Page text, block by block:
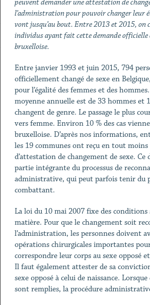
peuvent demander une attestation de
l’administration pour pouvoir changer leur
vont jusqu’au bout. Entre 2013 et 2015, on
individus ayant fait cette demande officielle
bruxelloise.
Entre janvier 1993 et juin 2015, 794
officiellement changé de sexe en
pour l’égalité des femmes et des
moyenne annuelle est de 33 hommes et
changent de genre. Le passage le plus
vers femme. Environ 10 % des cas
bruxelloise. D’après nos informations,
les 19 communes ont reçu en tout moins
d’attestation de changement de sexe.
partie intégrante du processus de
administrative, qui peut parfois tenir du
combattant.
La loi du 10 mai 2007 fixe des conditions
matière. Pour que le changement soit
l’administration, les personnes doivent
opérations chirurgicales importantes
correspondre leur corps au sexe opposé
Il faut également attester de sa
sexe opposé à celui de naissance.
sont remplies, la procédure